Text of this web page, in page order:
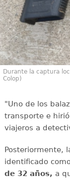
Durante la captura
Colop)
"Uno de los
transporte e
viajeros a
Posteriormente,
identificado
de 32 años, a